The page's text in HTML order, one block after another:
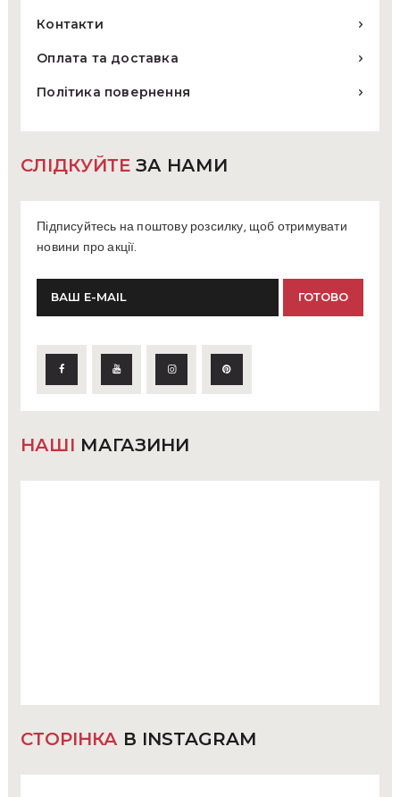
Контакти
Оплата та доставка
Політика повернення
СЛІДКУЙТЕ ЗА НАМИ
Підписуйтесь на поштову розсилку, щоб отримувати
новини про акції.
НАШІ МАГАЗИНИ
СТОРІНКА В INSTAGRAM